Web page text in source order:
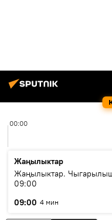
00:00
Жаңылыктар
Жаңылыктар.
09:00
09:00 4 мин